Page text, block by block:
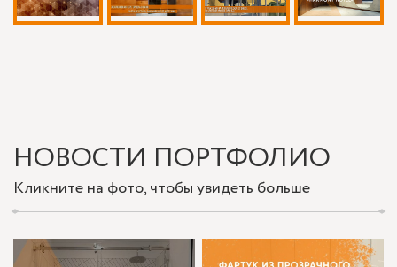
НОВОСТИ ПОРТФОЛИО
Кликните на фото, чтобы увидеть больше